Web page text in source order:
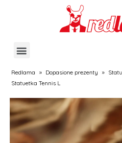
Redlama » Dopasione prezenty »
Statuetka Tennis L